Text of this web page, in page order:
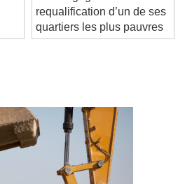
Lille engage la
requalification d’un de ses
quartiers les plus pauvres